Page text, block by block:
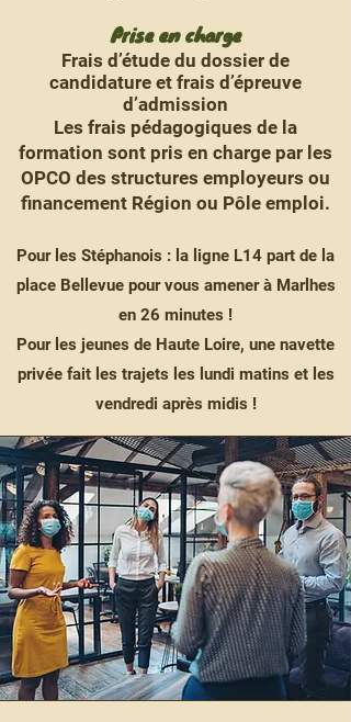
Prise en charge
Frais d’étude du dossier de
candidature et frais d’épreuve
d’admission
Les frais pédagogiques de la
formation sont pris en charge par les
OPCO des structures employeurs ou
financement Région ou Pôle emploi.
Pour les Stéphanois : la ligne L14 part de la
place Bellevue pour vous amener à Marlhes
en 26 minutes !
Pour les jeunes de Haute Loire, une navette
privée fait les trajets les lundi matins et les
vendredi après midis !